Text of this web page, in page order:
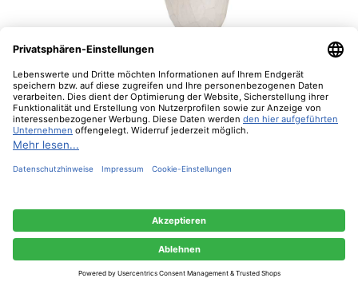
Kleiderhaken "Ente"- Handwerkskunst von
Wildlife Garden
können.Mehr Informationen ...
Nur technisch notwendige Konfigurieren